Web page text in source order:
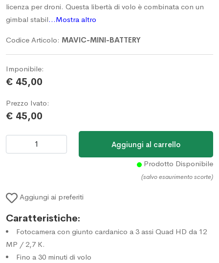
licenza per droni. Questa libertà di volo è combinata con un
gimbal stabil...Mostra altro
Codice Articolo: MAVIC-MINI-BATTERY
Imponibile:
€ 45,00
Prezzo Ivato:
€ 45,00
Prodotto Disponibile
(salvo esaurimento scorte)
Aggiungi ai preferiti
Caratteristiche:
Fotocamera con giunto cardanico a 3 assi Quad HD da 12
MP / 2,7 K.
Fino a 30 minuti di volo